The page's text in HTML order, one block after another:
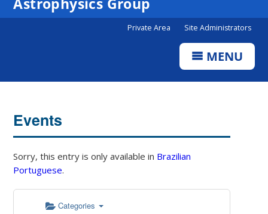
Astrophysics Group
Private Area Site Administrators
MENU
Events
Sorry, this entry is only available in Brazilian
Portuguese.
Categories
4:00
5:00